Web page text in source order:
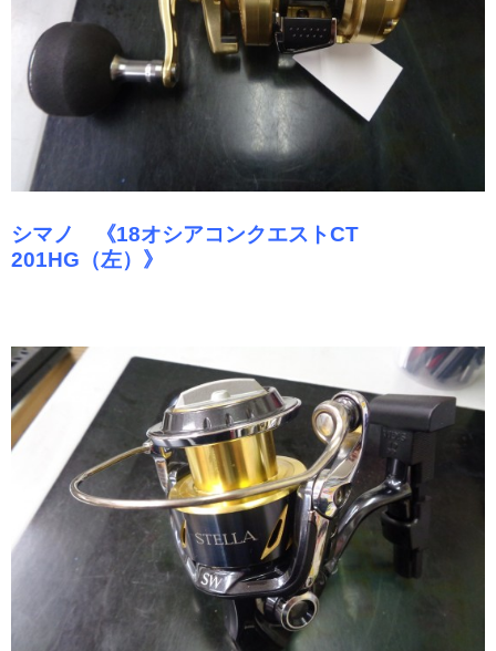
シマノ 《18オシアコンクエストCT
201HG（左）》